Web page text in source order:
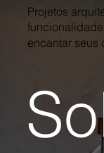
Projetos
encantar seus